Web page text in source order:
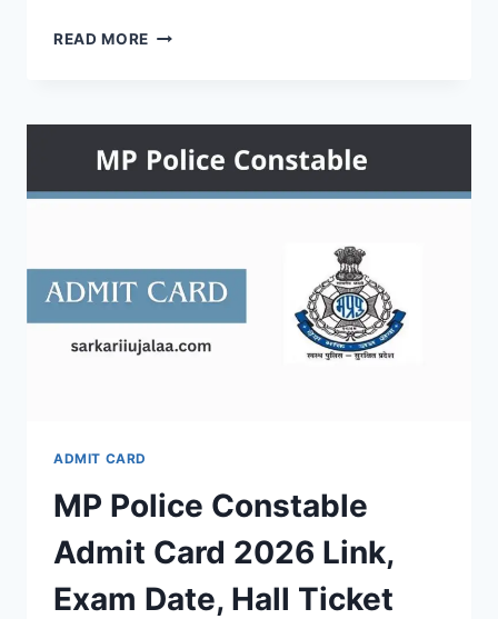
READ MORE RSSB
CARD
2026
@RSMSSB.RAJASTHAN.GOV.IN
ADMIT CARD
MP Police Constable
Admit Card 2026 Link,
Exam Date, Hall Ticket